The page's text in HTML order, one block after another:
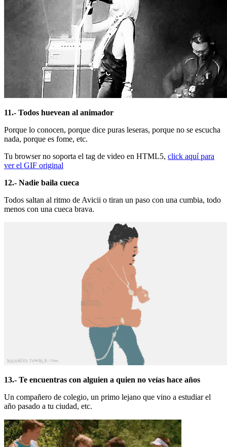
11.- Todos huevean al animador
Porque lo conocen, porque dice puras leseras, porque no se escucha
nada, porque es fome, etc.
Tu browser no soporta el tag de video en HTML5, click aquí para
ver el GIF original
12.- Nadie baila cueca
Todos saltan al ritmo de Avicii o tiran un paso con una cumbia, todo
menos con una cueca brava.
13.- Te encuentras con alguien a quien no veías hace años
Un compañero de colegio, un primo lejano que vino a estudiar el
año pasado a tu ciudad, etc.